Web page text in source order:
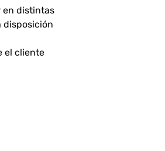
en distintas
disposición
el cliente